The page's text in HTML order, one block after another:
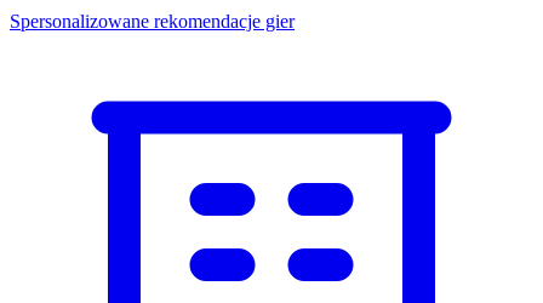
Spersonalizowane rekomendacje gier